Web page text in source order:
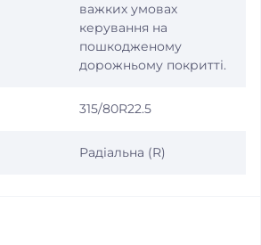
важких умовах
керування на
пошкодженому
дорожньому покритті.
315/80R22.5
Радіальна (R)